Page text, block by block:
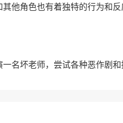
他角色也有着独特的行为和
名坏老师，尝试各种恶作剧和